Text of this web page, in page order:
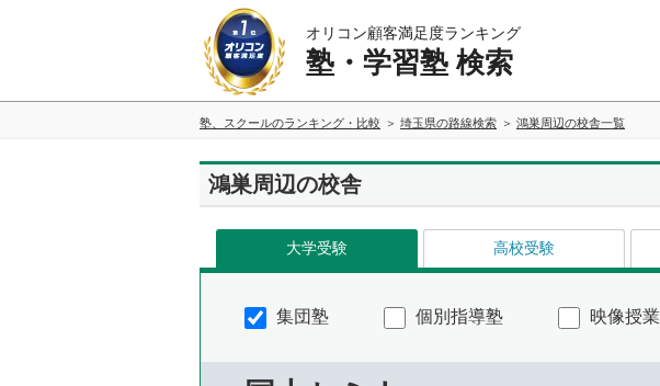
オリコン顧客満足度ランキング
塾・学習塾 検索
塾、スクールのランキング・比較 埼玉県の路線検索 鴻巣周辺の校舎一覧
鴻巣周辺の校舎
大学受験 高校受験
集団塾 個別指導塾 映像授業